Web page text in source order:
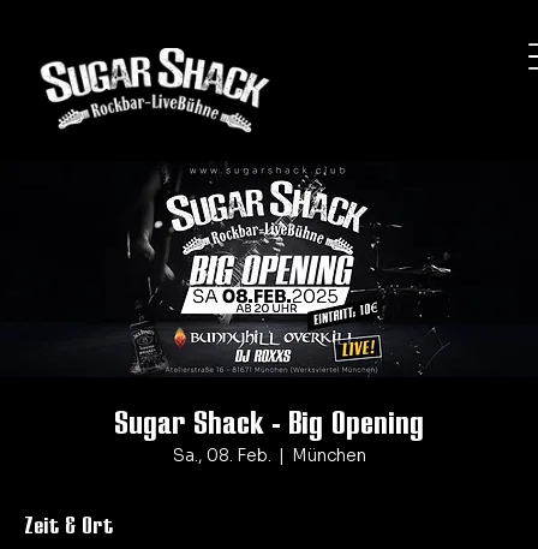
Sugar Shack - Big Opening
Sa., 08. Feb. München
Zeit & Ort